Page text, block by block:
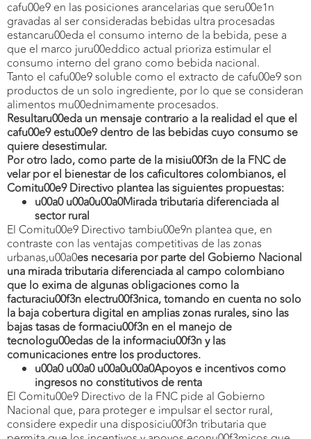
cafu00e9 en las posiciones arancelarias que seru00e1n
gravadas al ser consideradas bebidas ultra procesadas
estancaru00eda el consumo interno de la bebida, pese a
que el marco juru00eddico actual prioriza estimular el
consumo interno del grano como bebida nacional.
Tanto el cafu00e9 soluble como el extracto de cafu00e9 son
productos de un solo ingrediente, por lo que se consideran
alimentos mu00ednimamente procesados.
Resultaru00eda un mensaje contrario a la realidad el que el
cafu00e9 estu00e9 dentro de las bebidas cuyo consumo se
quiere desestimular.
Por otro lado, como parte de la misiu00f3n de la FNC de
velar por el bienestar de los caficultores colombianos, el
Comitu00e9 Directivo plantea las siguientes propuestas:
u00a0 u00a0u00a0Mirada tributaria diferenciada al
sector rural
El Comitu00e9 Directivo tambiu00e9n plantea que, en
contraste con las ventajas competitivas de las zonas
urbanas,u00a0es necesaria por parte del Gobierno Nacional
una mirada tributaria diferenciada al campo colombiano
que lo exima de algunas obligaciones como la
facturaciu00f3n electru00f3nica, tomando en cuenta no solo
la baja cobertura digital en amplias zonas rurales, sino las
bajas tasas de formaciu00f3n en el manejo de
tecnologu00edas de la informaciu00f3n y las
comunicaciones entre los productores.
u00a0 u00a0 u00a0u00a0Apoyos e incentivos como
ingresos no constitutivos de renta
El Comitu00e9 Directivo de la FNC pide al Gobierno
Nacional que, para proteger e impulsar el sector rural,
considere expedir una disposiciu00f3n tributaria que